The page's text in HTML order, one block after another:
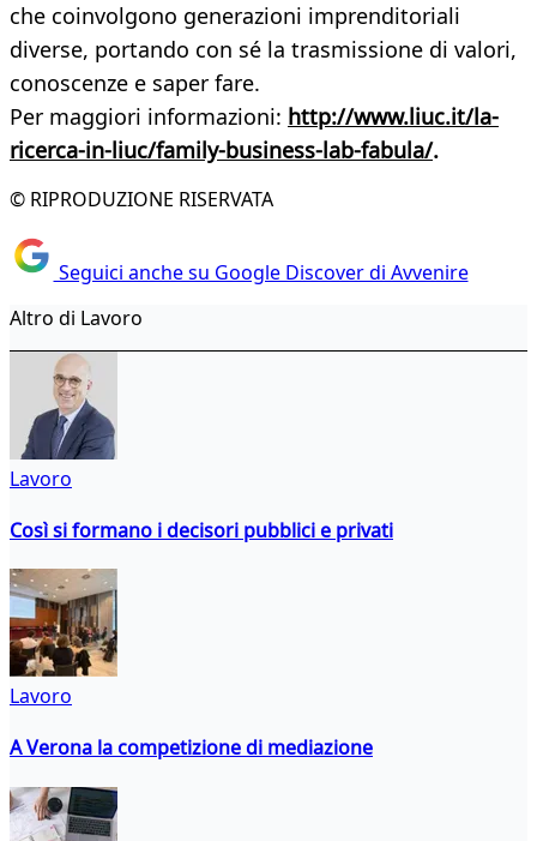
che coinvolgono generazioni imprenditoriali
diverse, portando con sé la trasmissione di valori,
conoscenze e saper fare.
Per maggiori informazioni: http://www.liuc.it/la-
ricerca-in-liuc/family-business-lab-fabula/.
© RIPRODUZIONE RISERVATA
Seguici anche su Google Discover di Avvenire
Altro di Lavoro
Lavoro
Così si formano i decisori pubblici e privati
Lavoro
A Verona la competizione di mediazione